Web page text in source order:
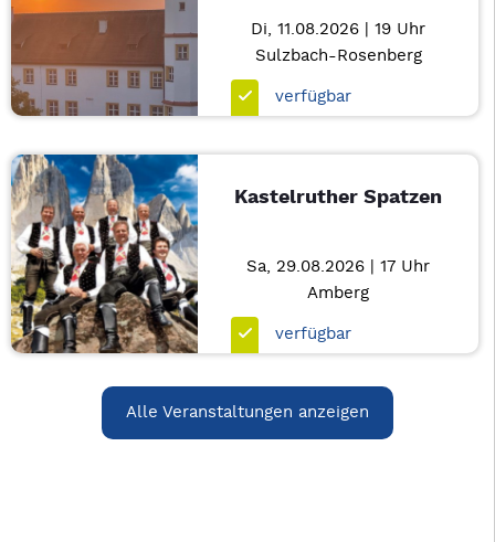
Di, 11.08.2026 | 19 Uhr
Sulzbach-Rosenberg
verfügbar
Kastelruther Spatzen
Sa, 29.08.2026 | 17 Uhr
Amberg
verfügbar
Alle Veranstaltungen anzeigen